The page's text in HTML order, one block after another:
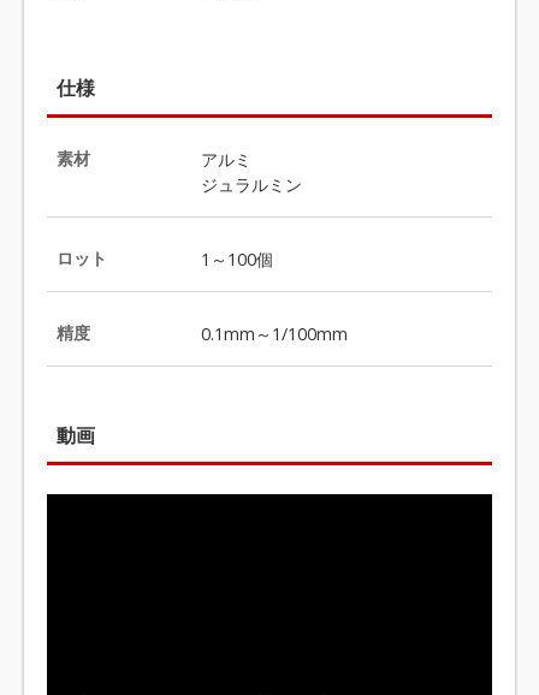
仕様
素材
アルミ
ジュラルミン
ロット 1～100個
精度 0.1mm～1/100mm
動画